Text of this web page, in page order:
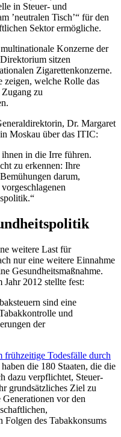
in Steuer- und
’neutralen Tisch’“ für den
Sektor ermögliche.
Konzerne der
sitzen
Zigarettenkonzerne.
zeigen, welche Rolle das
zu
Dr. Margaret
Moskau über das ITIC:
in die Irre führen.
zu erkennen: Ihre
darum,
weitere Last für
nur eine weitere Einnahme
Gesundheitsmaßnahme.
Jahr 2012 stellte fest:
sind eine
und
der
frühzeitige Todesfälle durch
die 180 Staaten, die die
dazu verpflichtet, Steuer-
grundsätzliches Ziel zu
vor den
des Tabakkonsums